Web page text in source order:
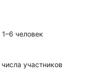
человек
участников